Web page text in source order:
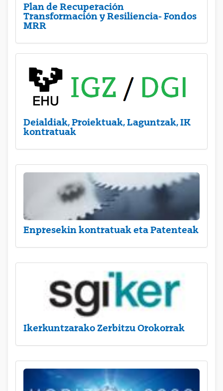
Plan de Recuperación
Transformación y Resiliencia- Fondos
MRR
Deialdiak, Proiektuak, Laguntzak, IK
kontratuak
Enpresekin kontratuak eta Patenteak
Ikerkuntzarako Zerbitzu Orokorrak